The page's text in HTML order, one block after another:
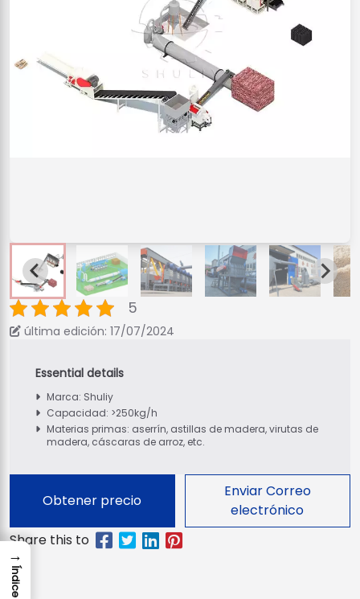
5
última edición: 17/07/2024
Marca: Shuliy
Capacidad: >250kg/h
Materias primas: aserrín, astillas de madera, virutas de
madera, cáscaras de arroz, etc.
Obtener precio
Enviar Correo
electrónico
→
Índice